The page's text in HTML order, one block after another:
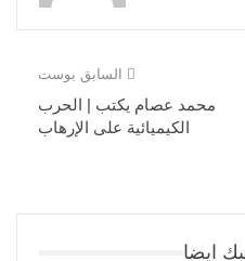
السابق بوست
محمد عصام يكتب | الحرب
الكيميائية على الإرهاب
ايضا